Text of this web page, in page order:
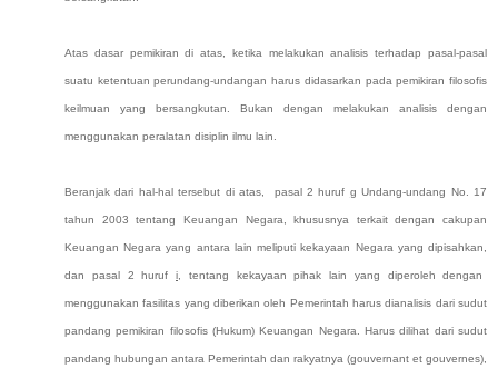
Atas dasar pemikiran di atas, ketika melakukan analisis terhadap pasal-pasal
suatu ketentuan perundang-undangan harus didasarkan pada pemikiran filosofis
keilmuan yang bersangkutan. Bukan dengan melakukan analisis dengan
menggunakan peralatan disiplin ilmu lain.
Beranjak dari hal-hal tersebut di atas, pasal 2 huruf g Undang-undang No. 17
tahun 2003 tentang Keuangan Negara, khususnya terkait dengan cakupan
Keuangan Negara yang antara lain meliputi kekayaan Negara yang dipisahkan
dan pasal 2 huruf i , tentang kekayaan pihak lain yang diperoleh dengan
menggunakan fasilitas yang diberikan oleh Pemerintah harus dianalisis dari sudut
pandang pemikiran filosofis (Hukum) Keuangan Negara. Harus dilihat dari sudut
pandang hubungan antara Pemerintah dan rakyatnya (gouvernant et gouvernes)